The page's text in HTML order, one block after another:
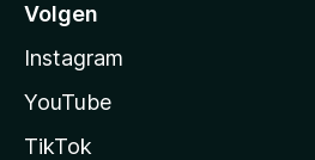
Volgen
Instagram
YouTube
TikTok